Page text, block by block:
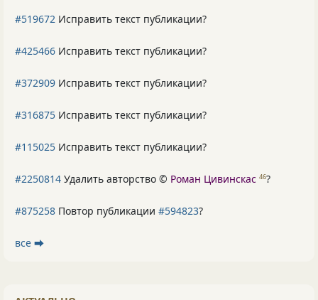
#519672 Исправить текст публикации?
#425466 Исправить текст публикации?
#372909 Исправить текст публикации?
#316875 Исправить текст публикации?
#115025 Исправить текст публикации?
#2250814 Удалить авторство © Роман Цивинскас 46?
#875258 Повтор публикации #594823?
все ⮕